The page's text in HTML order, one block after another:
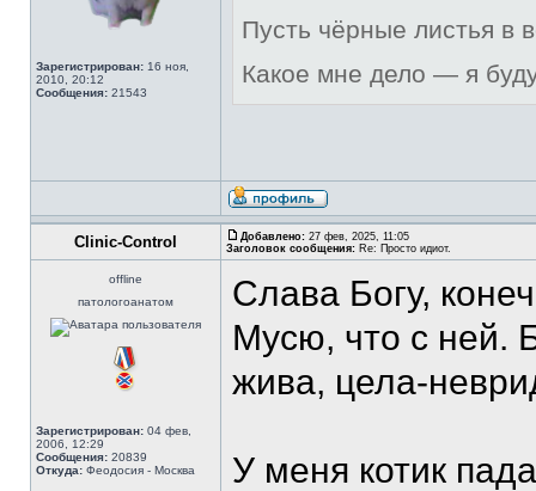
Зарегистрирован: 16 ноя,
2010, 20:12
Сообщения: 21543
Пусть чёрные листья в
Какое мне дело — я
Clinic-Control Добавлено: 27 фев, 2025, 11:05
Заголовок сообщения: Re: Просто идиот.
offline
патологоанатом
Зарегистрирован: 04 фев,
2006, 12:29
Сообщения: 20839
Откуда: Феодосия - Москва
Слава Богу,
Мусю, что с ней.
жива, цела-
У меня котик